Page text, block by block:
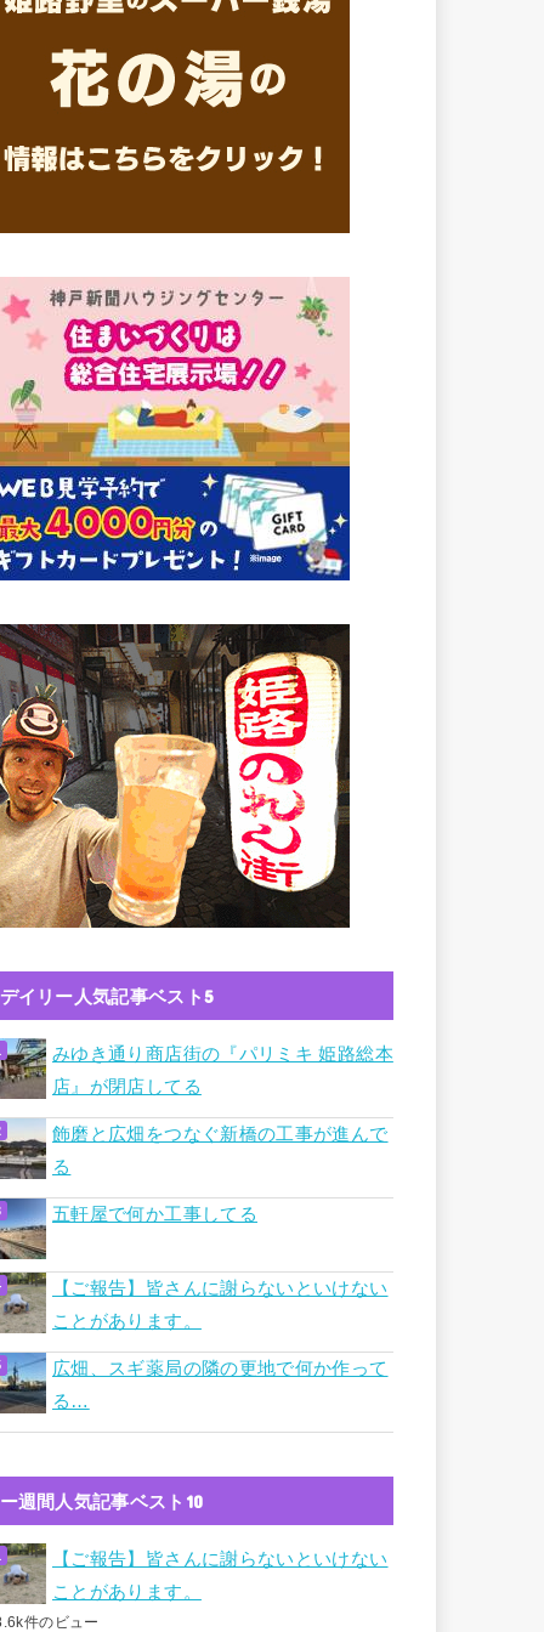
デイリー人気記事ベスト5
みゆき通り商店街の『パリミキ 姫路総本
店』が閉店してる
飾磨と広畑をつなぐ新橋の工事が進んで
る
五軒屋で何か工事してる
【ご報告】皆さんに謝らないといけない
ことがあります。
広畑、スギ薬局の隣の更地で何か作って
る…
ー週間人気記事ベスト10
【ご報告】皆さんに謝らないといけない
ことがあります。
件のビュー